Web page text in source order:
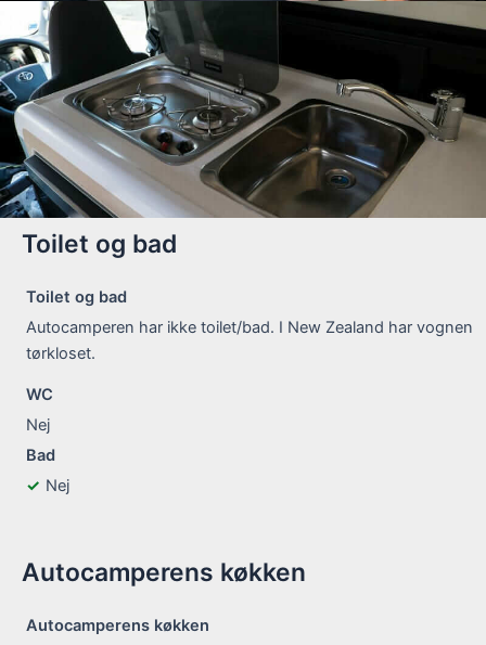
Toilet og bad
Toilet og bad
Autocamperen har ikke toilet/bad. I New Zealand har vognen
tørkloset.
WC
Nej
Bad
Nej
Autocamperens køkken
Autocamperens køkken